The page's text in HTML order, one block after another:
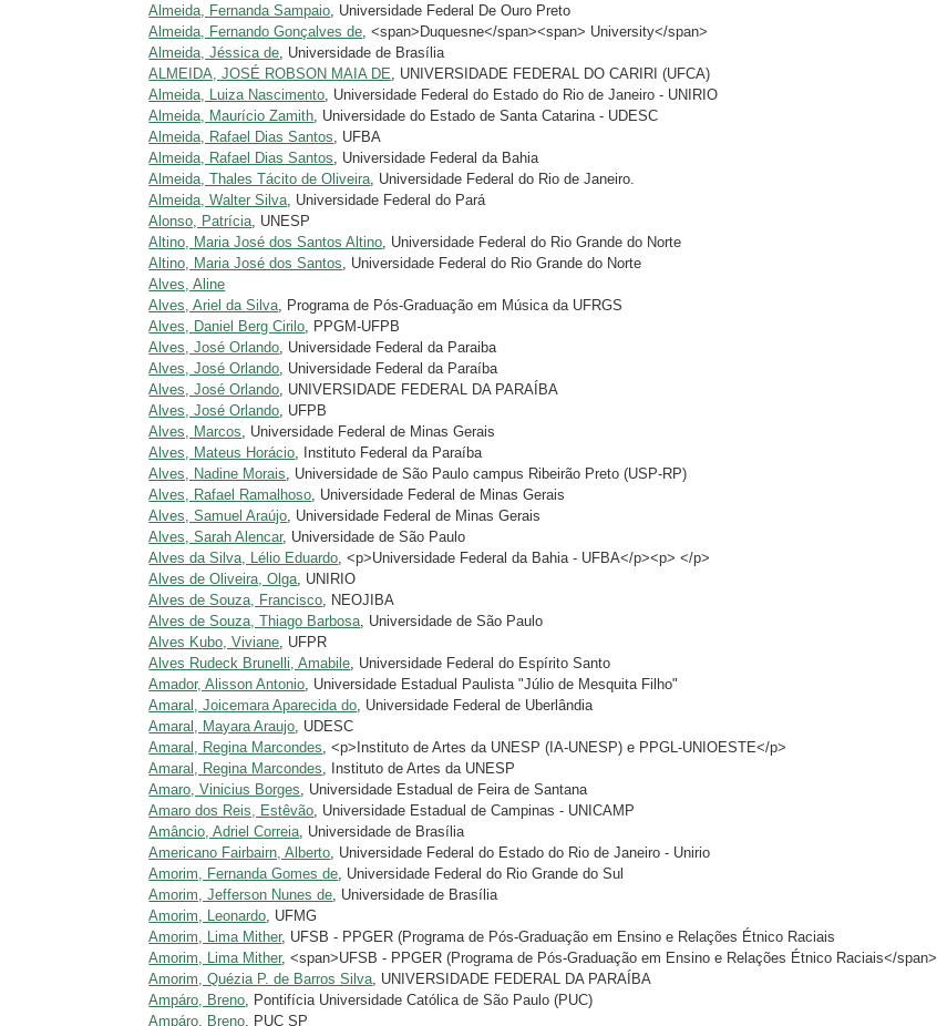
Almeida, Fernanda Sampaio , Universidade Federal De Ouro Preto
Almeida, Fernando Gonçalves de , <span>Duquesne</span><span> University</span>
Almeida, Jéssica de , Universidade de Brasília
ALMEIDA, JOSÉ ROBSON MAIA DE , UNIVERSIDADE FEDERAL DO CARIRI (UFCA)
Almeida, Luiza Nascimento , Universidade Federal do Estado do Rio de Janeiro - UNIRIO
Almeida, Maurício Zamith , Universidade do Estado de Santa Catarina - UDESC
Almeida, Rafael Dias Santos , UFBA
Almeida, Rafael Dias Santos , Universidade Federal da Bahia
Almeida, Thales Tácito de Oliveira , Universidade Federal do Rio de Janeiro.
Almeida, Walter Silva , Universidade Federal do Pará
Alonso, Patrícia , UNESP
Altino, Maria José dos Santos Altino , Universidade Federal do Rio Grande do Norte
Altino, Maria José dos Santos , Universidade Federal do Rio Grande do Norte
Alves, Aline
Alves, Ariel da Silva , Programa de Pós-Graduação em Música da UFRGS
Alves, Daniel Berg Cirilo , PPGM-UFPB
Alves, José Orlando , Universidade Federal da Paraiba
Alves, José Orlando , Universidade Federal da Paraíba
Alves, José Orlando , UNIVERSIDADE FEDERAL DA PARAÍBA
Alves, José Orlando , UFPB
Alves, Marcos , Universidade Federal de Minas Gerais
Alves, Mateus Horácio , Instituto Federal da Paraíba
Alves, Nadine Morais , Universidade de São Paulo campus Ribeirão Preto (USP-RP)
Alves, Rafael Ramalhoso , Universidade Federal de Minas Gerais
Alves, Samuel Araújo , Universidade Federal de Minas Gerais
Alves, Sarah Alencar, Universidade de São Paulo
Alves da Silva, Lélio Eduardo , <p>Universidade Federal da Bahia - UFBA</p><p> </p>
Alves de Oliveira, Olga , UNIRIO
Alves de Souza, Francisco , NEOJIBA
Alves de Souza, Thiago Barbosa , Universidade de São Paulo
Alves Kubo, Viviane , UFPR
Alves Rudeck Brunelli, Amabile , Universidade Federal do Espírito Santo
Amador, Alisson Antonio , Universidade Estadual Paulista "Júlio de Mesquita Filho"
Amaral, Joicemara Aparecida do , Universidade Federal de Uberlândia
Amaral, Mayara Araujo , UDESC
Amaral, Regina Marcondes , <p>Instituto de Artes da UNESP (IA-UNESP) e PPGL-UNIOESTE</p>
Amaral, Regina Marcondes , Instituto de Artes da UNESP
Amaro, Vinicius Borges , Universidade Estadual de Feira de Santana
Amaro dos Reis, Estêvão , Universidade Estadual de Campinas - UNICAMP
Amâncio, Adriel Correia , Universidade de Brasília
Americano Fairbairn, Alberto , Universidade Federal do Estado do Rio de Janeiro - Unirio
Amorim, Fernanda Gomes de , Universidade Federal do Rio Grande do Sul
Amorim, Jefferson Nunes de , Universidade de Brasília
Amorim, Leonardo , UFMG
Amorim, Lima Mither, UFSB - PPGER (Programa de Pós-Graduação em Ensino e Relações Étnico Raciais
Amorim, Lima Mither, <span>UFSB - PPGER (Programa de Pós-Graduação em Ensino e Relações Étnico Raciais</span>
Amorim, Quézia P. de Barros Silva , UNIVERSIDADE FEDERAL DA PARAÍBA
Ampáro, Breno , Pontifícia Universidade Católica de São Paulo (PUC)
Ampáro, Breno , PUC SP